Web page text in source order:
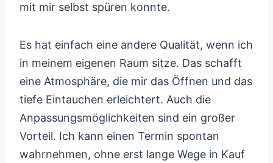
mit mir selbst spüren konnte.
Es hat einfach eine andere Qualität, wenn ich
in meinem eigenen Raum sitze. Das schafft
eine Atmosphäre, die mir das Öffnen und das
tiefe Eintauchen erleichtert. Auch die
Anpassungsmöglichkeiten sind ein großer
Vorteil. Ich kann einen Termin spontan
wahrnehmen, ohne erst lange Wege in Kauf